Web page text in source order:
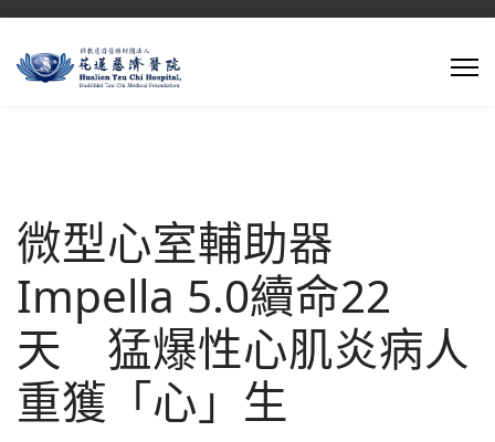
微型心室輔助器
Impella 5.0續命22
天 猛爆性心肌炎病人
重獲「心」生